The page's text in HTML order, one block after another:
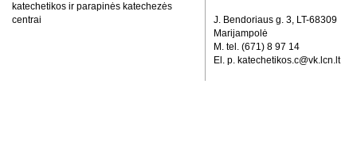
katechetikos ir parapinės katechezės
centrai
J. Bendoriaus g. 3, LT-68309
Marijampolė
M. tel. (671) 8 97 14
El. p. katechetikos.c@vk.lcn.lt